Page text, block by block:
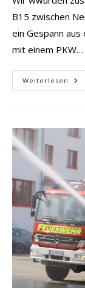
B15 zwischen
ein Gespann aus
mit einem PKW…
Weiterlesen
VU